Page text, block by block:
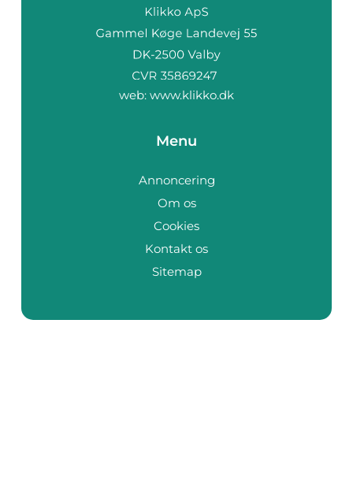
web: www.klikko.dk
Menu
Annoncering
Om os
Cookies
Kontakt os
Sitemap